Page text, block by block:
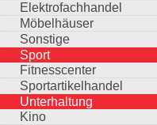
Elektrofachhandel
Möbelhäuser
Sonstige
Sport
Fitnesscenter
Sportartikelhandel
Unterhaltung
Kino